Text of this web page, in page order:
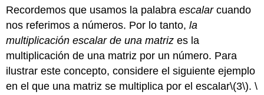
Recordemos que usamos la palabraescalarcuando
nos referimos a números. Por lo tanto,la
multiplicación escalar de una matriz es la
multiplicación de una matriz por un número. Para
ilustrar este concepto, considere el siguiente ejemplo
en el que una matriz se multiplica por el escalar\(3\).\